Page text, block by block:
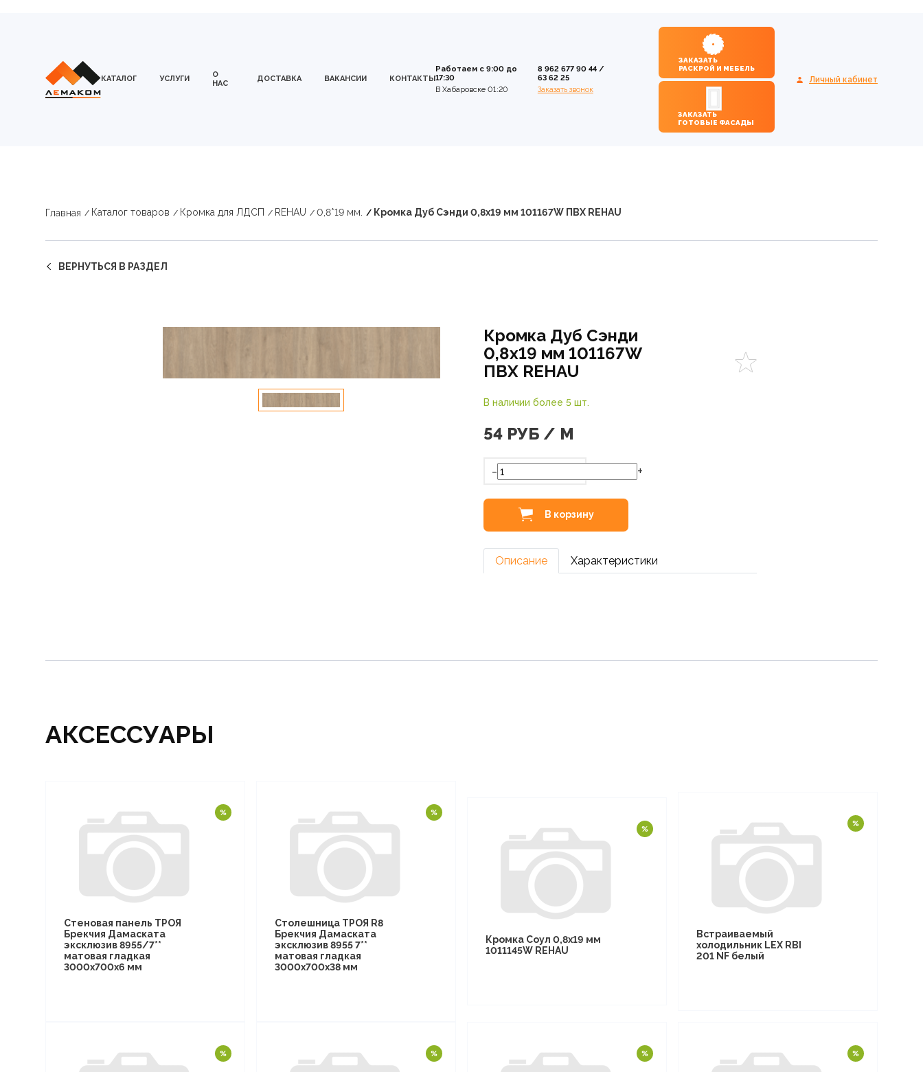
КАТАЛОГ УСЛУГИ
О
НАС
ДОСТАВКА ВАКАНСИИ КОНТАКТЫ
Работаем с 9:00 до
17:30
В Хабаровске 01:20
8 962 677 90 44/
63 62 25
Заказать звонок
ЗАКАЗАТЬ
РАСКРОЙ И МЕБЕЛЬ
ЗАКАЗАТЬ
ГОТОВЫЕ ФАСАДЫ
Личный кабинет
Главная Каталог товаров Кромка для ЛДСП REHAU 0,8*19 мм. Кромка Дуб Сэнди 0,8х19 мм 101167W ПВХ REHAU
ВЕРНУТЬСЯ В РАЗДЕЛ
Кромка Дуб Сэнди
0,8х19 мм 101167W
ПВХ REHAU
В наличии более 5 шт.
54 РУБ / М
- +
В корзину
Описание Характеристики
АКСЕССУАРЫ
Стеновая панель ТРОЯ
Брекчия Дамаската
эксклюзив 8955/7**
матовая гладкая
3000х700х6 мм
Столешница ТРОЯ R8
Брекчия Дамаската
эксклюзив 8955 7**
матовая гладкая
3000х700х38 мм
Кромка Соул 0,8х19 мм
1011145W REHAU
Встраиваемый
холодильник LEX RBI
201 NF белый